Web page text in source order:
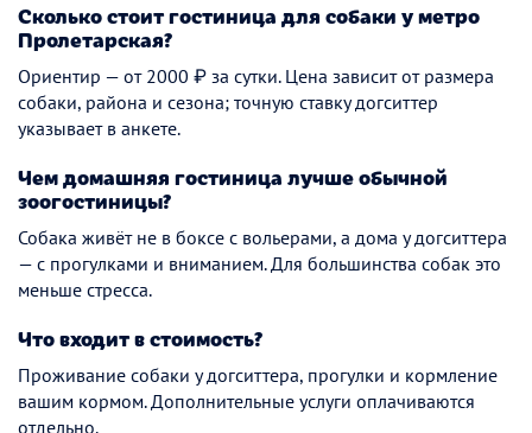
Сколько стоит гостиница для собаки у метро
Пролетарская?
Ориентир — от 2000 ₽ за сутки. Цена зависит от размера
собаки, района и сезона; точную ставку догситтер
указывает в анкете.
Чем домашняя гостиница лучше обычной
зоогостиницы?
Собака живёт не в боксе с вольерами, а дома у догситтера
— с прогулками и вниманием. Для большинства собак это
меньше стресса.
Что входит в стоимость?
Проживание собаки у догситтера, прогулки и кормление
вашим кормом. Дополнительные услуги оплачиваются
отдельно.